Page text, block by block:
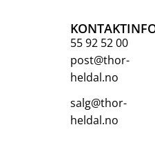
55 92 52 00
post@thor-
heldal.no
salg@thor-
heldal.no